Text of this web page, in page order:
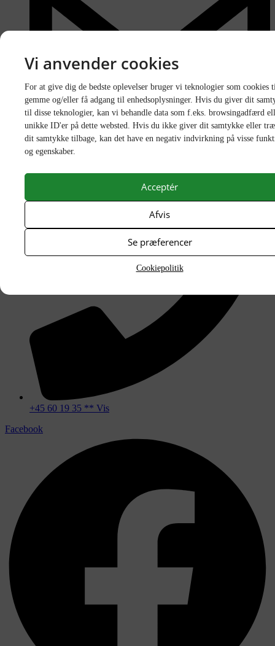
Vi anvender cookies
For at give dig de bedste oplevelser bruger vi teknologier som cookies
gemme og/eller få adgang til enhedsoplysninger. Hvis du giver dit
til disse teknologier, kan vi behandle data som f.eks. browsingadfærd
unikke ID'er på dette websted. Hvis du ikke giver dit samtykke eller
dit samtykke tilbage, kan det have en negativ indvirkning på visse
og egenskaber.
Acceptér
Afvis
Se præferencer
Cookiepolitik
per@grisk.dk
+45 60 19 35 ** Vis
Facebook